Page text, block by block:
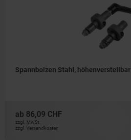
Spannbolzen Stahl, höhenverstellbar
ab 86,09 CHF
zzgl. MwSt.
zzgl. Versandkosten